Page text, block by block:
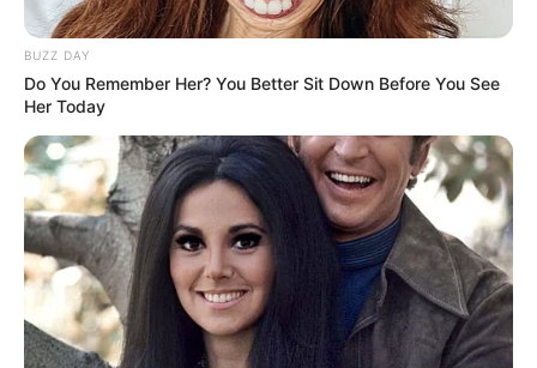
Anti Mainstream, 10 Cara
Membawa Barang Belanjaan
Versi Warga Thailand
BUZZ DAY
Do You Remember Her? You Better Sit Down Before You See
Her Today